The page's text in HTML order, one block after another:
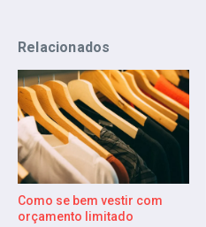
Relacionados
Como se bem vestir com
orçamento limitado